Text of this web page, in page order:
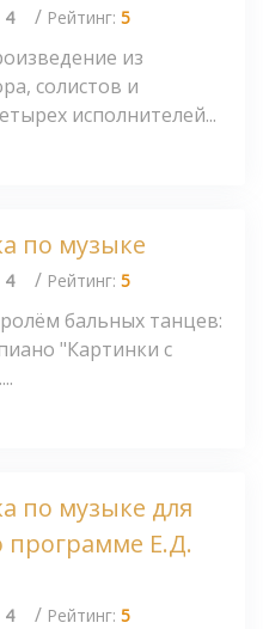
4 / Рейтинг: 5
из
солистов и
исполнителей...
по музыке
4 / Рейтинг: 5
бальных танцев:
"Картинки с
по музыке для
программе Е.Д.
4 / Рейтинг: 5